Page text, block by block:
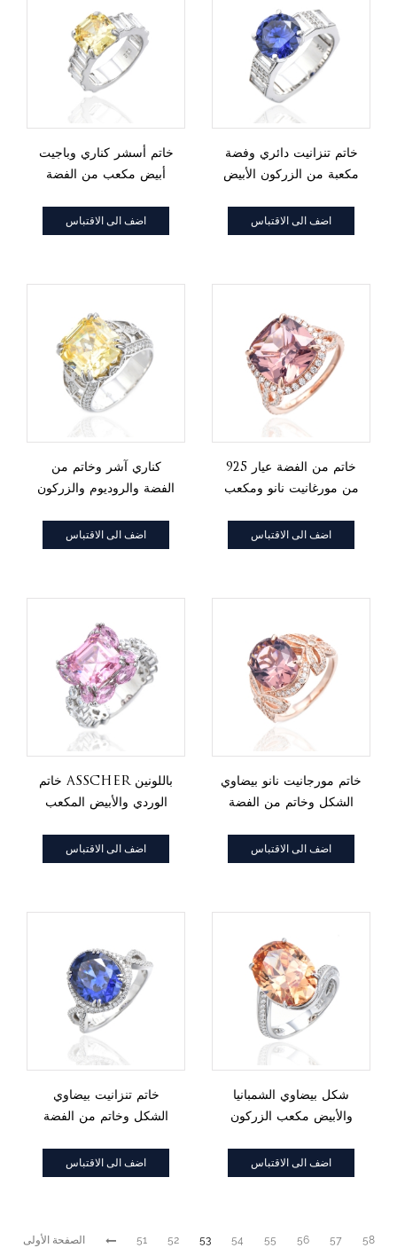
خاتم أسشر كناري وباجيت
أبيض مكعب من الفضة
اضف الى الاقتباس
خاتم تنزانيت دائري وفضة
مكعبة من الزركون الأبيض
اضف الى الاقتباس
كناري آشر وخاتم من
الفضة والروديوم والزركون
اضف الى الاقتباس
خاتم من الفضة عيار 925
من مورغانيت نانو ومكعب
مع طلاء ذهبي وردي
اضف الى الاقتباس
خاتم Asscher باللونين
الوردي والأبيض المكعب
اضف الى الاقتباس
خاتم مورجانيت نانو بيضاوي
الشكل وخاتم من الفضة
مع طلاء ذهبي وردي
اضف الى الاقتباس
خاتم تنزانيت بيضاوي
الشكل وخاتم من الفضة
المستدير
اضف الى الاقتباس
شكل بيضاوي الشمبانيا
والأبيض مكعب الزركون
اضف الى الاقتباس
الصفحة الأولى 51 52 53 54 55 56 57 58